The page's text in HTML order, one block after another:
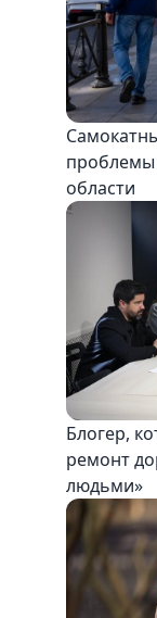
проблемы
области
Блогер,
ремонт
людьми»